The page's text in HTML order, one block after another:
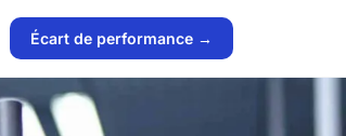
Écart de performance →